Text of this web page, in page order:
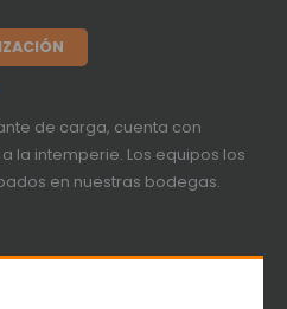
de carga, cuenta con
la intemperie. Los equipos los
en nuestras bodegas.